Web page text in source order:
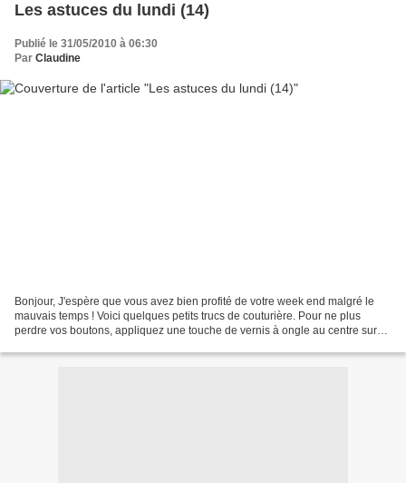
Les astuces du lundi (14)
Publié le 31/05/2010 à 06:30
Par Claudine
Bonjour, J'espère que vous avez bien profité de votre week end malgré le
mauvais temps ! Voici quelques petits trucs de couturière. Pour ne plus
perdre vos boutons, appliquez une touche de vernis à ongle au centre sur